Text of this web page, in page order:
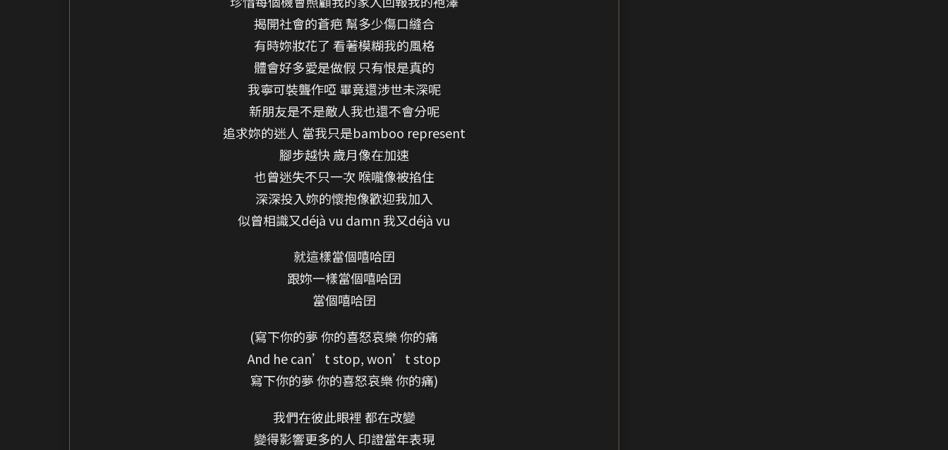
揭開社會的蒼疤 幫多少傷口縫合
有時妳妝花了 看著模糊我的風格
體會好多愛是做假 只有恨是真的
我寧可裝聾作啞 畢竟還涉世未深呢
新朋友是不是敵人我也還不會分呢
追求妳的迷人 當我只是bamboo represent
腳步越快 歲月像在加速
也曾迷失不只一次 喉嚨像被掐住
深深投入妳的懷抱像歡迎我加入
似曾相識又déjà vu damn 我又déjà vu
就這樣當個嘻哈囝
跟妳一樣當個嘻哈囝
當個嘻哈囝
(寫下你的夢 你的喜怒哀樂 你的痛
And he can’t stop, won’t stop
寫下你的夢 你的喜怒哀樂 你的痛)
我們在彼此眼裡 都在改變
變得影響更多的人 印證當年表現